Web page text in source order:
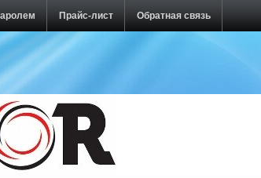
Прайс-лист Обратная связь